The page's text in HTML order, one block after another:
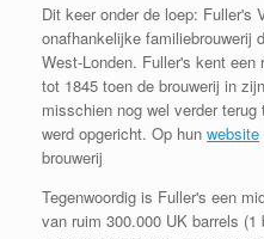
Dit keer onder de loep: Fuller's
onafhankelijke familiebrouwerij
West-Londen. Fuller's kent
tot 1845 toen de brouwerij in
misschien nog wel verder
werd opgericht. Op hun website
brouwerij
Tegenwoordig is Fuller's een
van ruim 300.000 UK barrels